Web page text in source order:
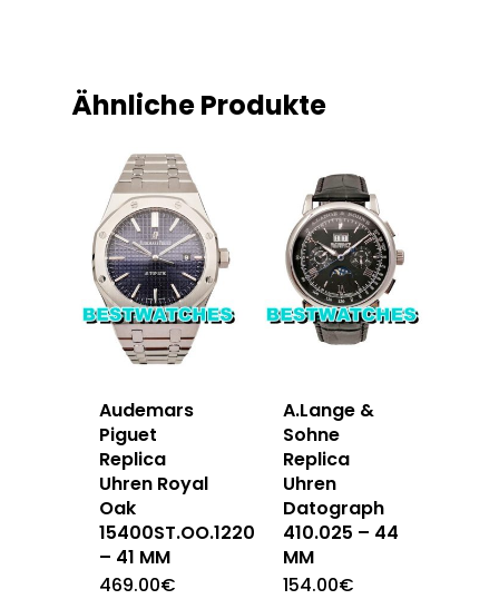
Ähnliche Produkte
Audemars
Piguet
Replica
Uhren Royal
Oak
15400ST.OO.1220ST.03
– 41 MM
469.00€
A.Lange &
Sohne
Replica
Uhren
Datograph
410.025 – 44
MM
154.00€